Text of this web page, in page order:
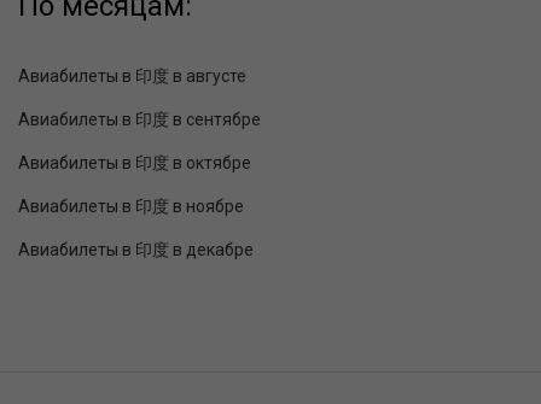
Авиабилеты в 印度 в августе
Авиабилеты в 印度 в сентябре
Авиабилеты в 印度 в октябре
Авиабилеты в 印度 в ноябре
Авиабилеты в 印度 в декабре